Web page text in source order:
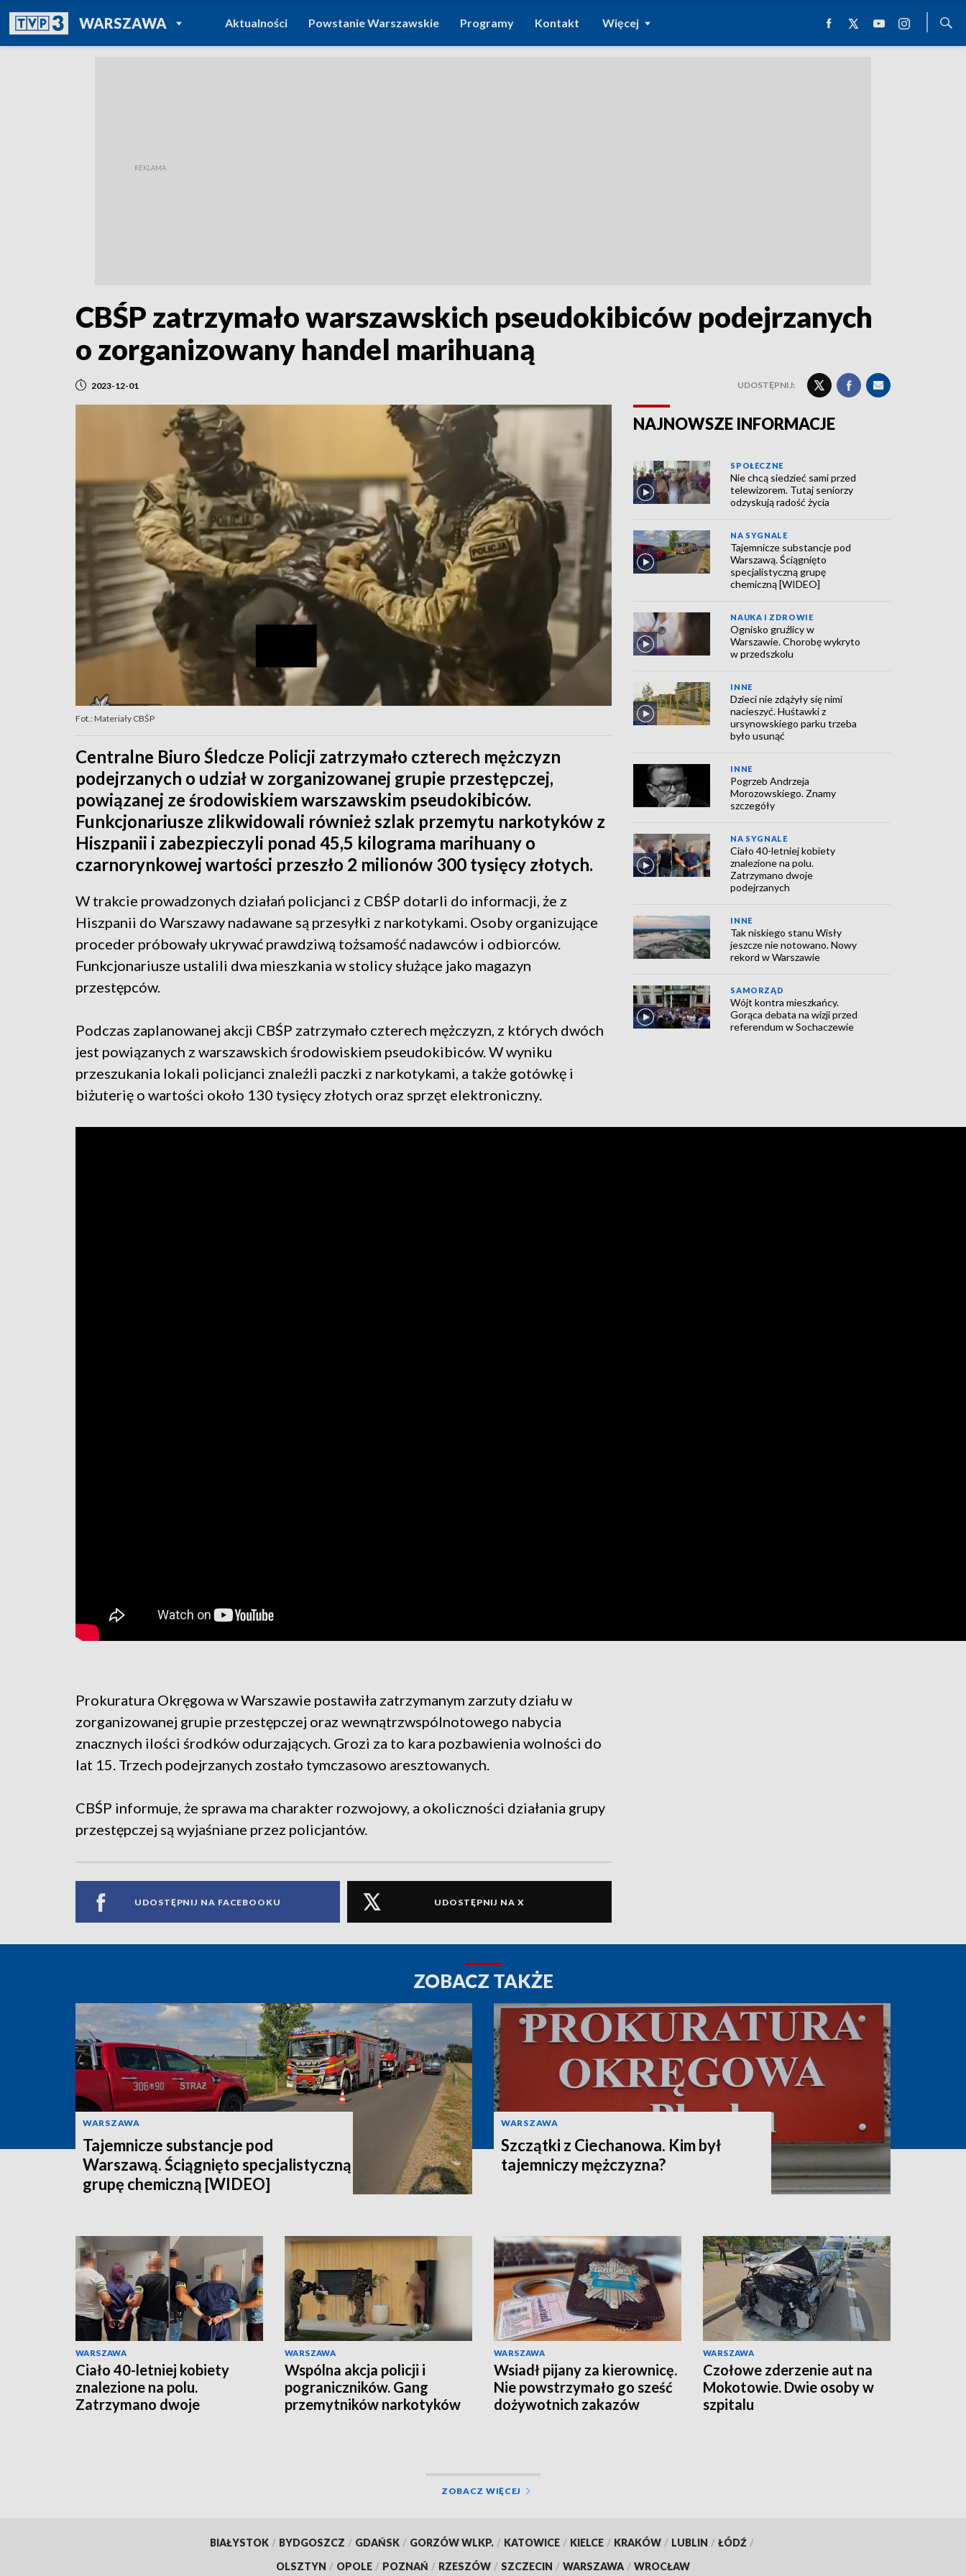
WARSZAWAPOWRÓT DO
TVP REGIONY
Aktualności Powstanie Warszawskie Programy Kontakt Więcej
CBŚP zatrzymało warszawskich pseudokibiców podejrzanych
o zorganizowany handel marihuaną
2023-12-01 UDOSTĘPNIJ:
Fot.: Materiały CBŚP
Centralne Biuro Śledcze Policji zatrzymało czterech mężczyzn
podejrzanych o udział w zorganizowanej grupie przestępczej,
powiązanej ze środowiskiem warszawskim pseudokibiców.
Funkcjonariusze zlikwidowali również szlak przemytu narkotyków z
Hiszpanii i zabezpieczyli ponad 45,5 kilograma marihuany o
czarnorynkowej wartości przeszło 2 milionów 300 tysięcy złotych.
W trakcie prowadzonych działań policjanci z CBŚP dotarli do informacji, że z
Hiszpanii do Warszawy nadawane są przesyłki z narkotykami. Osoby organizujące
proceder próbowały ukrywać prawdziwą tożsamość nadawców i odbiorców.
Funkcjonariusze ustalili dwa mieszkania w stolicy służące jako magazyn
przestępców.
Podczas zaplanowanej akcji CBŚP zatrzymało czterech mężczyzn, z których dwóch
jest powiązanych z warszawskich środowiskiem pseudokibiców. W wyniku
przeszukania lokali policjanci znaleźli paczki z narkotykami, a także gotówkę i
biżuterię o wartości około 130 tysięcy złotych oraz sprzęt elektroniczny.
Prokuratura Okręgowa w Warszawie postawiła zatrzymanym zarzuty działu w
zorganizowanej grupie przestępczej oraz wewnątrzwspólnotowego nabycia
znacznych ilości środków odurzających. Grozi za to kara pozbawienia wolności do
lat 15. Trzech podejrzanych zostało tymczasowo aresztowanych.
CBŚP informuje, że sprawa ma charakter rozwojowy, a okoliczności działania grupy
przestępczej są wyjaśniane przez policjantów.
UDOSTĘPNIJ NA FACEBOOKU UDOSTĘPNIJ NA X
NAJNOWSZE INFORMACJE
SPOŁECZNE
Nie chcą siedzieć sami przed
telewizorem. Tutaj seniorzy
odzyskują radość życia
NA SYGNALE
Tajemnicze substancje pod
Warszawą. Ściągnięto
specjalistyczną grupę
chemiczną [WIDEO]
NAUKA I ZDROWIE
Ognisko gruźlicy w
Warszawie. Chorobę wykryto
w przedszkolu
INNE
Dzieci nie zdążyły się nimi
nacieszyć. Huśtawki z
ursynowskiego parku trzeba
było usunąć
INNE
Pogrzeb Andrzeja
Morozowskiego. Znamy
szczegóły
NA SYGNALE
Ciało 40-letniej kobiety
znalezione na polu.
Zatrzymano dwoje
podejrzanych
INNE
Tak niskiego stanu Wisły
jeszcze nie notowano. Nowy
rekord w Warszawie
SAMORZĄD
Wójt kontra mieszkańcy.
Gorąca debata na wizji przed
referendum w Sochaczewie
ZOBACZ TAKŻE
WARSZAWA
Tajemnicze substancje pod
Warszawą. Ściągnięto specjalistyczną
grupę chemiczną [WIDEO]
WARSZAWA
Szczątki z Ciechanowa. Kim był
tajemniczy mężczyzna?
WARSZAWA
Ciało 40-letniej kobiety
znalezione na polu.
Zatrzymano dwoje
WARSZAWA
Wspólna akcja policji i
pograniczników. Gang
przemytników narkotyków
WARSZAWA
Wsiadł pijany za kierownicę.
Nie powstrzymało go sześć
dożywotnich zakazów
WARSZAWA
Czołowe zderzenie aut na
Mokotowie. Dwie osoby w
szpitalu
ZOBACZ WIĘCEJ
BIAŁYSTOK / BYDGOSZCZ / GDAŃSK / GORZÓW WLKP. / KATOWICE / KIELCE / KRAKÓW / LUBLIN / ŁÓDŹ /
OLSZTYN / OPOLE / POZNAŃ / RZESZÓW / SZCZECIN / WARSZAWA / WROCŁAW